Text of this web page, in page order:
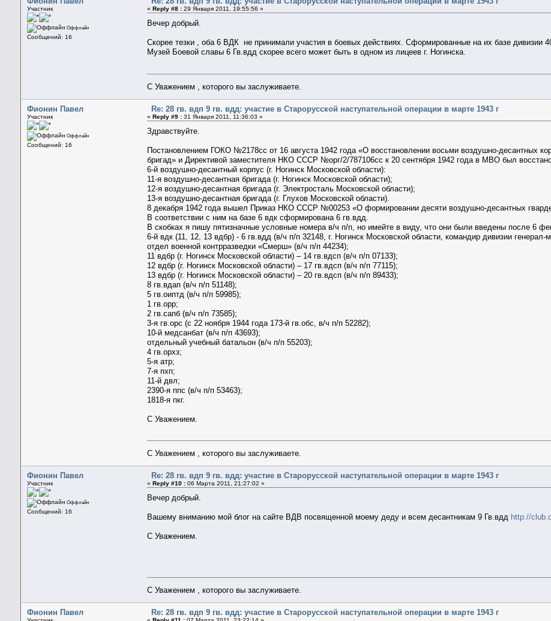
Участник
Оффлайн
Сообщений: 16
« Reply #8 : 29 Января 2011, 19:55:56 »
Вечер добрый.
Скорее тезки , оба 6 ВДК не принимали участия в боевых действиях. Сформированные на их базе дивизии
Музей Боевой славы 6 Гв.вдд скорее всего может быть в одном из лицеев г. Ногинска.
С Уважением , которого вы заслуживаете.
Фионин Павел
Участник
Оффлайн
Сообщений: 16
Re: 28 гв. вдп 9 гв. вдд: участие в Старорусской наступательной операции в марте 1943 г
«Reply #9 : 31 Января 2011, 11:36:03 »
Здравствуйте.
Постановлением ГОКО №2178сс от 16 августа 1942 года «О восстановлении восьми воздушно-десантных
бригад» и Директивой заместителя НКО СССР №орг/2/787106сс к 20 сентября 1942 года в МВО был
6-й воздушно-десантный корпус (г. Ногинск Московской области):
11-я воздушно-десантная бригада (г. Ногинск Московской области);
12-я воздушно-десантная бригада (г. Электросталь Московской области);
13-я воздушно-десантная бригада (г. Глухов Московской области).
8 декабря 1942 года вышел Приказ НКО СССР №00253 «О формировании десяти воздушно-десантных
В соответствии с ним на базе 6 вдк сформирована 6 гв.вдд.
В скобках я пишу пятизначные условные номера в/ч п/п, но имейте в виду, что они были введены после 6
6-й вдк (11, 12, 13 вдбр) - 6 гв.вдд (в/ч п/п 32148, г. Ногинск Московской области, командир дивизии
отдел военной контрразведки «Смерш» (в/ч п/п 44234);
11 вдбр (г. Ногинск Московской области) – 14 гв.вдсп (в/ч п/п 07133);
12 вдбр (г. Ногинск Московской области) – 17 гв.вдсп (в/ч п/п 77115);
13 вдбр (г. Ногинск Московской области) – 20 гв.вдсп (в/ч п/п 89433);
8 гв.вдап (в/ч п/п 51148);
5 гв.оиптд (в/ч п/п 59985);
1 гв.орр;
2 гв.сапб (в/ч п/п 73585);
3-я гв.орс (с 22 ноября 1944 года 173-й гв.обс, в/ч п/п 52282);
10-й медсанбат (в/ч п/п 43693);
отдельный учебный батальон (в/ч п/п 55203);
4 гв.орхз;
5-я атр;
7-я пхп;
11-й двл;
2390-я ппс (в/ч п/п 53463);
1818-я пкг.
С Уважением.
С Уважением , которого вы заслуживаете.
Фионин Павел
Участник
Оффлайн
Сообщений: 16
Re: 28 гв. вдп 9 гв. вдд: участие в Старорусской наступательной операции в марте 1943 г
«Reply #10 : 06 Марта 2011, 21:27:02 »
Вечер добрый.
Вашему вниманию мой блог на сайте ВДВ посвященной моему деду и всем десантникам 9 Гв.вдд http://
С Уважением.
С Уважением , которого вы заслуживаете.
Фионин Павел Re: 28 гв. вдп 9 гв. вдд: участие в Старорусской наступательной операции в марте 1943 г